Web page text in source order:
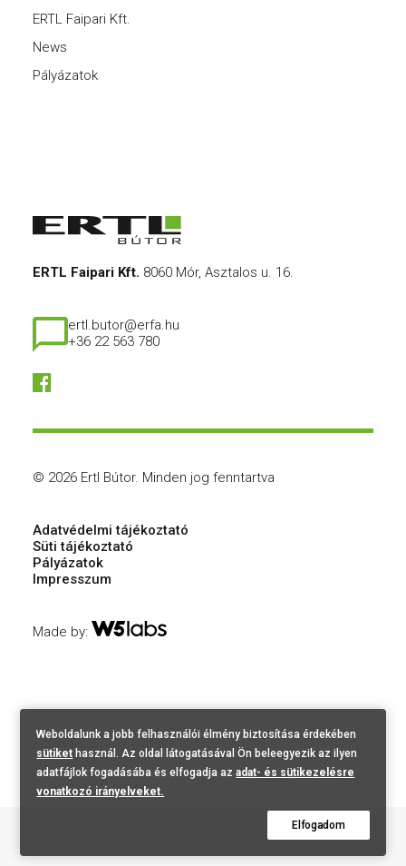
ERTL Faipari Kft.
News
Pályázatok
ERTL Faipari Kft. 8060 Mór, Asztalos u. 16.
ertl.butor@erfa.hu
+36 22 563 780
© 2026 Ertl Bútor. Minden jog fenntartva
Adatvédelmi tájékoztató
Süti tájékoztató
Pályázatok
Impresszum
Made by:
Weboldalunk a jobb felhasználói élmény biztosítása érdekében
sütiket használ. Az oldal látogatásával Ön beleegyezik az ilyen
adatfájlok fogadásába és elfogadja azadat- és sütikezelésre
vonatkozó irányelveket.
Elfogadom